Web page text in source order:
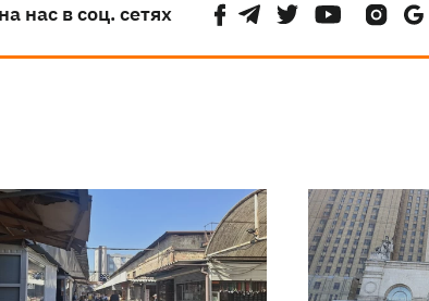
нас в соц. сетях